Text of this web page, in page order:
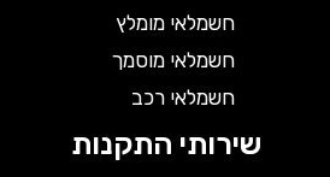
חשמלאי מומלץ
חשמלאי מוסמך
חשמלאי רכב
שירותי התקנות